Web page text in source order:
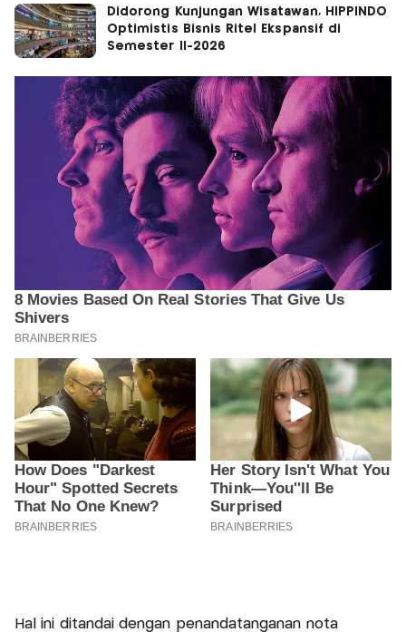
Didorong Kunjungan Wisatawan, HIPPINDO
Optimistis Bisnis Ritel Ekspansif di
Semester II-2026
Hal ini ditandai dengan penandatanganan nota